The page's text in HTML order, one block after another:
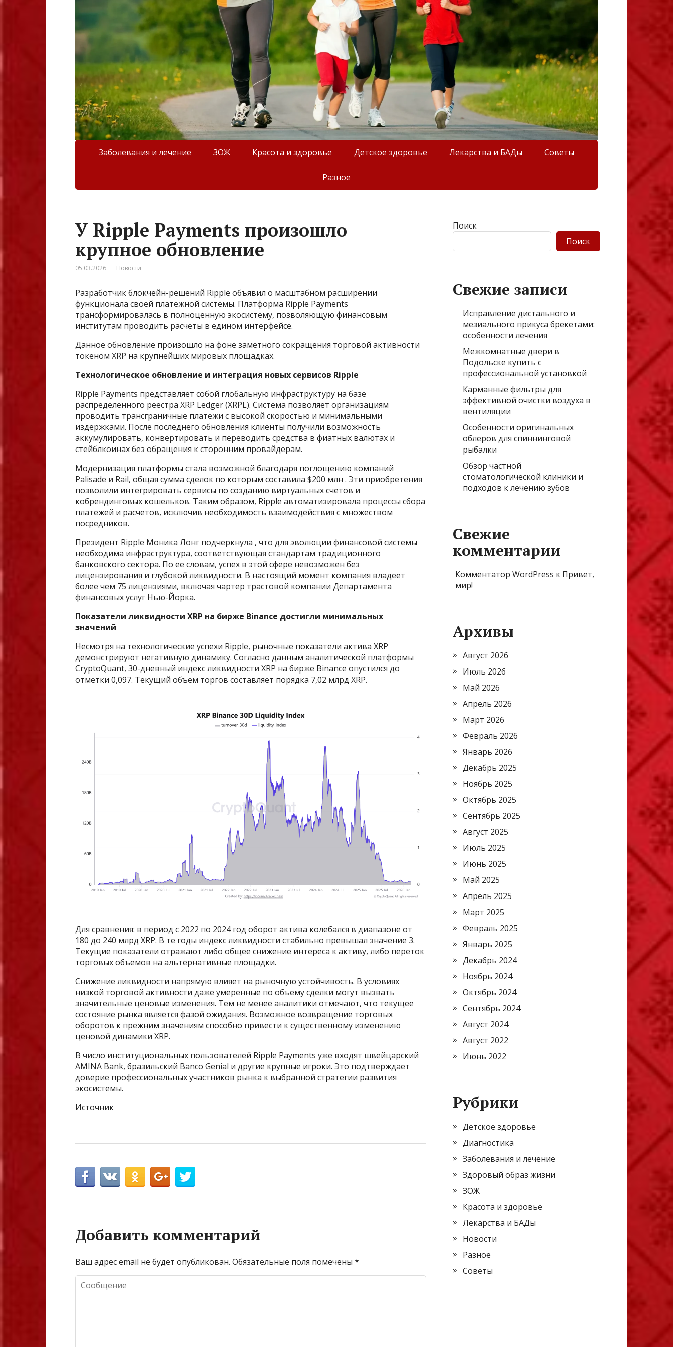
Заболевания и лечение ЗОЖ Красота и здоровье Детское здоровье Лекарства и БАДы Советы
Разное
У Ripple Payments произошло
крупное обновление
05.03.2026 Новости
Разработчик блокчейн-решений Ripple объявил о масштабном расширении
функционала своей платежной системы. Платформа Ripple Payments
трансформировалась в полноценную экосистему, позволяющую финансовым
институтам проводить расчеты в едином интерфейсе.
Данное обновление произошло на фоне заметного сокращения торговой активности
токеном XRP на крупнейших мировых площадках.
Технологическое обновление и интеграция новых сервисов Ripple
Ripple Payments представляет собой глобальную инфраструктуру на базе
распределенного реестра XRP Ledger (XRPL). Система позволяет организациям
проводить трансграничные платежи с высокой скоростью и минимальными
издержками. После последнего обновления клиенты получили возможность
аккумулировать, конвертировать и переводить средства в фиатных валютах и
стейблкоинах без обращения к сторонним провайдерам.
Модернизация платформы стала возможной благодаря поглощению компаний
Palisade и Rail, общая сумма сделок по которым составила $200 млн . Эти приобретения
позволили интегрировать сервисы по созданию виртуальных счетов и
кобрендинговых кошельков. Таким образом, Ripple автоматизировала процессы сбора
платежей и расчетов, исключив необходимость взаимодействия с множеством
посредников.
Президент Ripple Моника Лонг подчеркнула , что для эволюции финансовой системы
необходима инфраструктура, соответствующая стандартам традиционного
банковского сектора. По ее словам, успех в этой сфере невозможен без
лицензирования и глубокой ликвидности. В настоящий момент компания владеет
более чем 75 лицензиями, включая чартер трастовой компании Департамента
финансовых услуг Нью-Йорка.
Показатели ликвидности XRP на бирже Binance достигли минимальных
значений
Несмотря на технологические успехи Ripple, рыночные показатели актива XRP
демонстрируют негативную динамику. Согласно данным аналитической платформы
CryptoQuant, 30-дневный индекс ликвидности XRP на бирже Binance опустился до
отметки 0,097. Текущий объем торгов составляет порядка 7,02 млрд XRP.
Для сравнения: в период с 2022 по 2024 год оборот актива колебался в диапазоне от
180 до 240 млрд XRP. В те годы индекс ликвидности стабильно превышал значение 3.
Текущие показатели отражают либо общее снижение интереса к активу, либо переток
торговых объемов на альтернативные площадки.
Снижение ликвидности напрямую влияет на рыночную устойчивость. В условиях
низкой торговой активности даже умеренные по объему сделки могут вызвать
значительные ценовые изменения. Тем не менее аналитики отмечают, что текущее
состояние рынка является фазой ожидания. Возможное возвращение торговых
оборотов к прежним значениям способно привести к существенному изменению
ценовой динамики XRP.
В число институциональных пользователей Ripple Payments уже входят швейцарский
AMINA Bank, бразильский Banco Genial и другие крупные игроки. Это подтверждает
доверие профессиональных участников рынка к выбранной стратегии развития
экосистемы.
Источник
Добавить комментарий
Ваш адрес email не будет опубликован. Обязательные поля помечены *
Поиск
Поиск
Свежие записи
Исправление дистального и
мезиального прикуса брекетами:
особенности лечения
Межкомнатные двери в
Подольске купить с
профессиональной установкой
Карманные фильтры для
эффективной очистки воздуха в
вентиляции
Особенности оригинальных
облеров для спиннинговой
рыбалки
Обзор частной
стоматологической клиники и
подходов к лечению зубов
Свежие
комментарии
Комментатор WordPress к Привет,
мир!
Архивы
Август 2026
Июль 2026
Май 2026
Апрель 2026
Март 2026
Февраль 2026
Январь 2026
Декабрь 2025
Ноябрь 2025
Октябрь 2025
Сентябрь 2025
Август 2025
Июль 2025
Июнь 2025
Май 2025
Апрель 2025
Март 2025
Февраль 2025
Январь 2025
Декабрь 2024
Ноябрь 2024
Октябрь 2024
Сентябрь 2024
Август 2024
Август 2022
Июнь 2022
Рубрики
Детское здоровье
Диагностика
Заболевания и лечение
Здоровый образ жизни
ЗОЖ
Красота и здоровье
Лекарства и БАДы
Новости
Разное
Советы